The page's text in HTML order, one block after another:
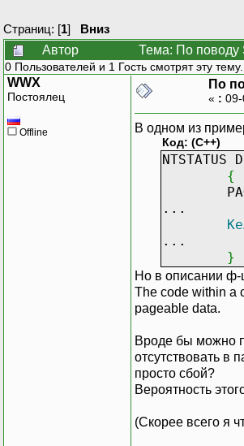
Страниц: [1] Вниз
Автор
Тема: По поводу
0 Пользователей и 1 Гость смотрят эту тему.
WWX
Постоялец
Offline
По
« :
В одном из
Код: (C++)
{
...
...
}
Но в описании
The code within a
pageable data.
Вроде бы можно
отсутствовать в
просто сбой?
Вероятность
(Скорее всего я